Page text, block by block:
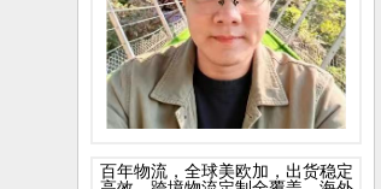
百年物流，全球美欧加，出货稳定